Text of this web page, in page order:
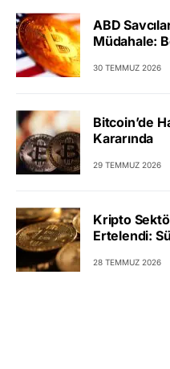
ABD
Müdahale:
30 TEMMUZ 2026
Bitcoin’de
Kararında
29 TEMMUZ 2026
Kripto
Ertelendi:
28 TEMMUZ 2026